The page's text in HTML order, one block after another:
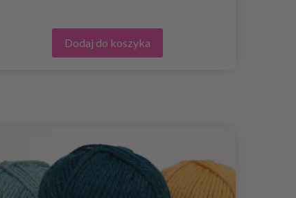
Dodaj do koszyka